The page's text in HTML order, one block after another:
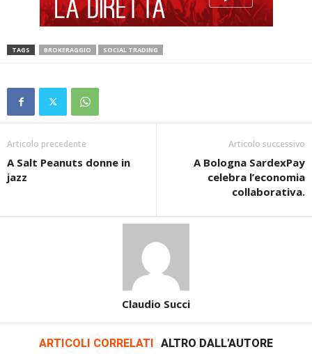
TAGS BROKERAGGIO SOCIAL TRADING
Articolo precedente
A Salt Peanuts donne in
jazz
Articolo successivo
A Bologna SardexPay
celebra l’economia
collaborativa.
Claudio Succi
ARTICOLI CORRELATI ALTRO DALL'AUTORE